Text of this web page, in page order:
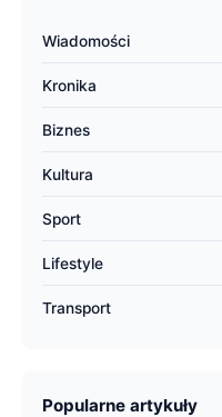
Wiadomości
Kronika
Biznes
Kultura
Sport
Lifestyle
Transport
Popularne artykuły